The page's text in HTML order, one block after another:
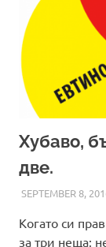
Хубаво,
две.
SEPTEMBER 8,
Когато си
за три неща: